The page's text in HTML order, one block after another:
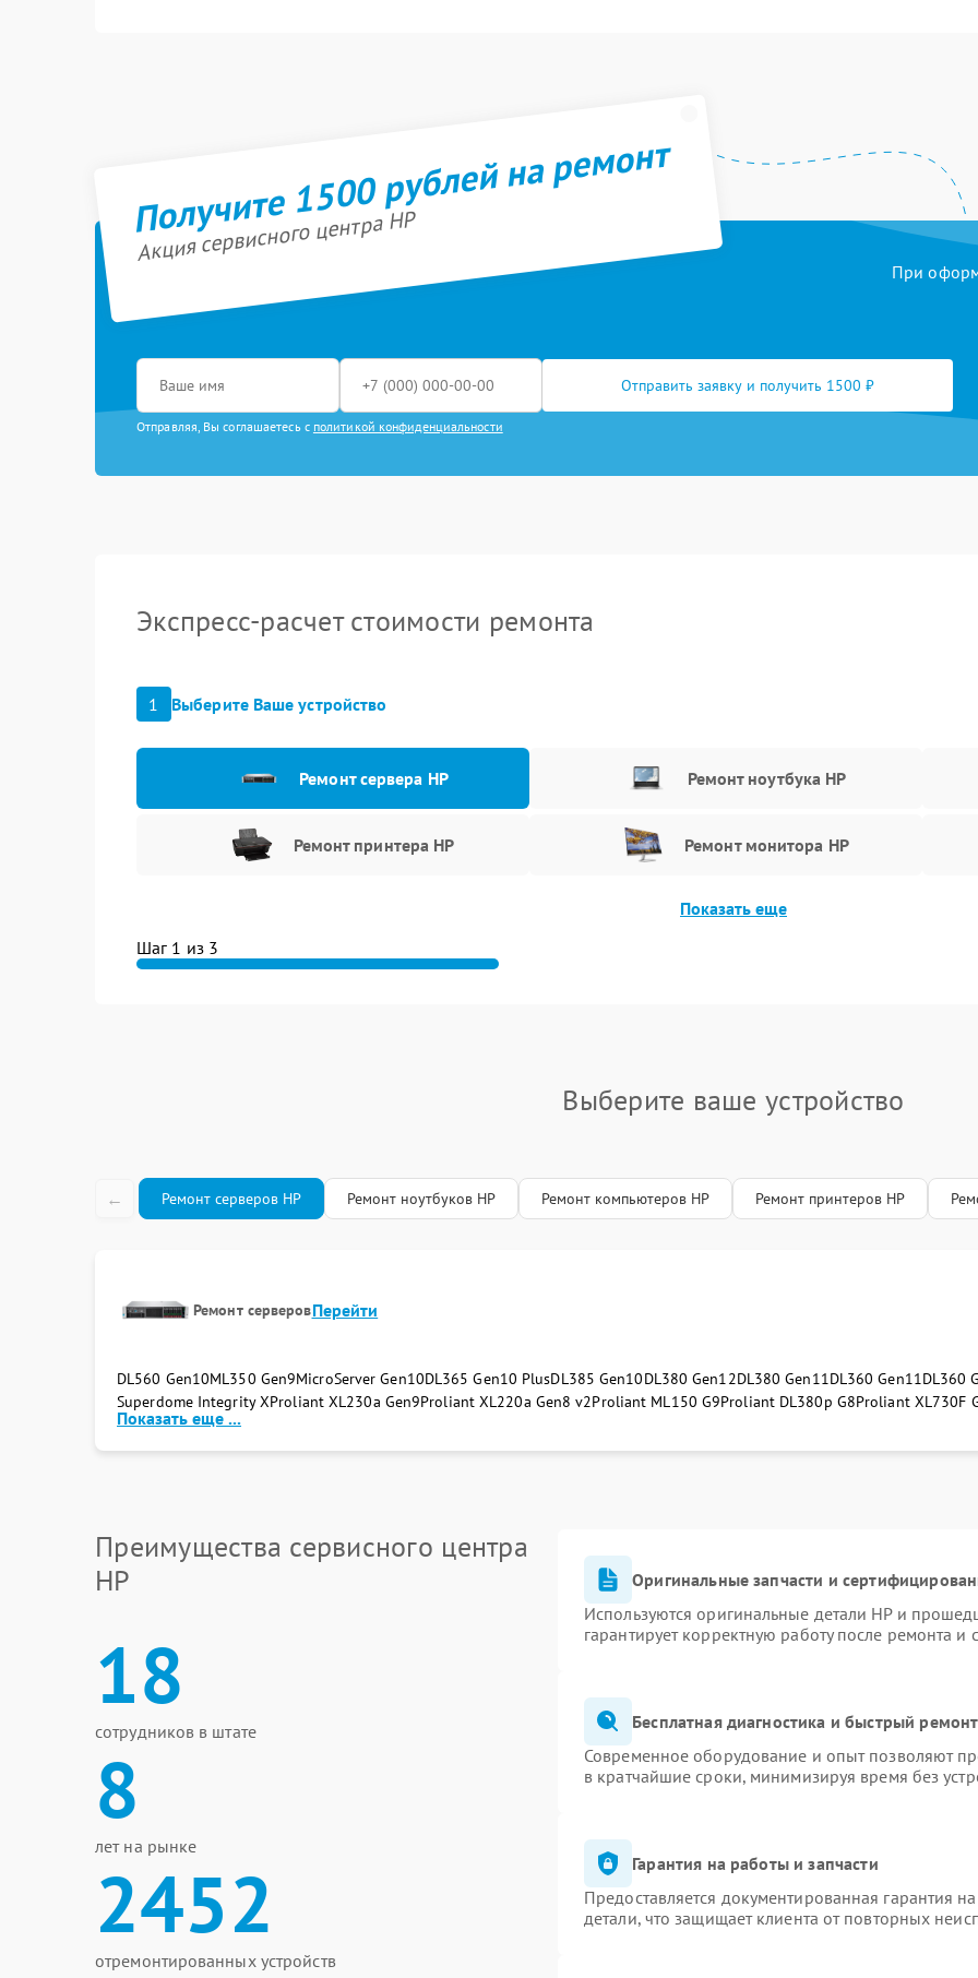
Ремонт материнской платы
Замена блока питания 60 мин 1 год
Замена материнской платы 1 год
массива, SCSI контроллера
Восстановление загрузчика BIOS 60 мин 2 года
Получите 1500 рублей на ремонт
Акция сервисного центра HP
При
Отправить заявку и получить 1500 ₽
Отправляя, Вы соглашаетесь с политикой конфиденциальности
Экспресс-расчет стоимости ремонта
1 Выберите Ваше устройство
Ремонт сервера HP Ремонт ноутбука HP
Ремонт принтера HP Ремонт монитора HP
Показать еще
Шаг 1 из 3
Выберите ваше устройство
← Ремонт серверов HP Ремонт ноутбуков HP Ремонт компьютеров HP Ремонт принтеров HP
Ремонт серверовПерейти
DL560 Gen10ML350 Gen9MicroServer Gen10DL365 Gen10 PlusDL385 Gen10DL380 Gen12DL380 Gen11DL360 Gen11DL360
Superdome Integrity ХProliant XL230a Gen9Proliant XL220a Gen8 v2Proliant ML150 G9Proliant DL380p G8Proliant XL730F
Показать еще ...
Преимущества сервисного центра
HP
18
сотрудников в штате
8
лет на рынке
2452
отремонтированных устройств
Оригинальные запчасти и
Используются оригинальные детали HP и
гарантирует корректную работу после ремонта и
Бесплатная диагностика и быстрый ремонт
Современное оборудование и опыт позволяют
в кратчайшие сроки, минимизируя время без
Гарантия на работы и запчасти
Предоставляется документированная гарантия
детали, что защищает клиента от повторных